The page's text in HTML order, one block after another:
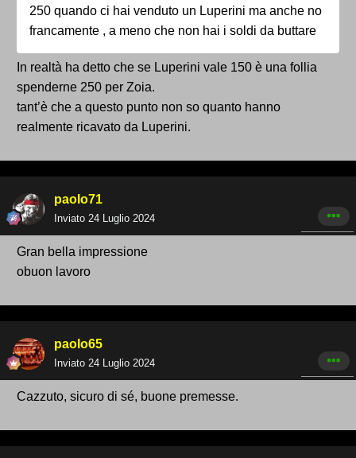
250 quando ci hai venduto un Luperini ma anche no
francamente , a meno che non hai i soldi da buttare
In realtà ha detto che se Luperini vale 150 è una follia
spenderne 250 per Zoia.
tant’è che a questo punto non so quanto hanno
realmente ricavato da Luperini.
paolo71
Inviato 24 Luglio 2024
Gran bella impressione
obuon lavoro
paolo65
Inviato 24 Luglio 2024
Cazzuto, sicuro di sé, buone premesse.